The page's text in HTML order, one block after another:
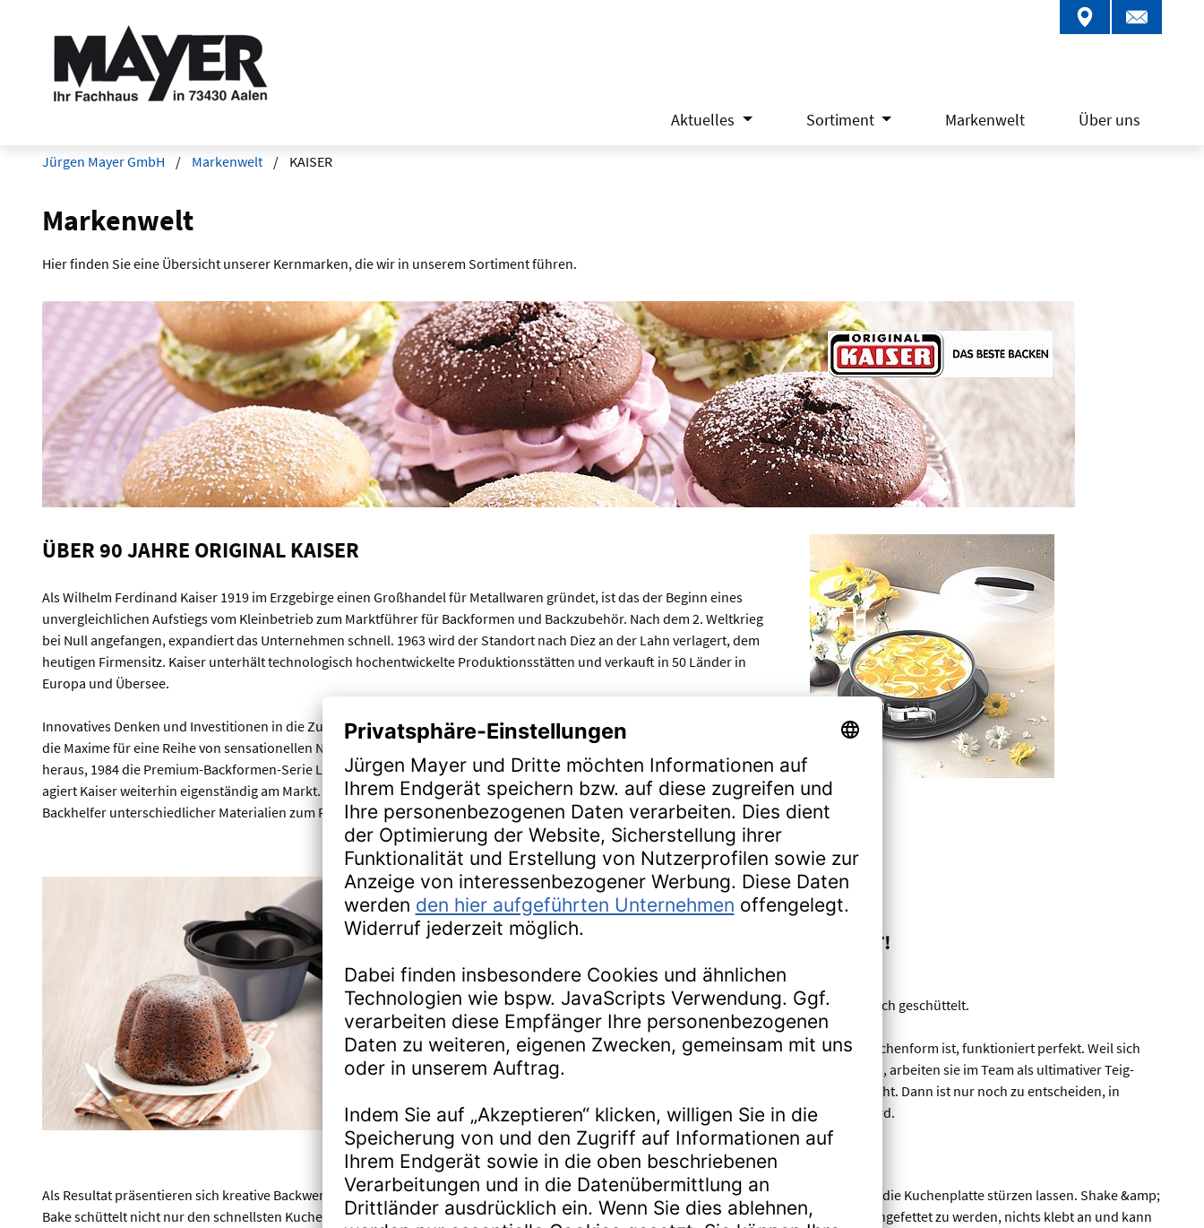
Aktuelles Sortiment Markenwelt Über uns
Jürgen Mayer GmbH Markenwelt KAISER
Markenwelt
Hier finden Sie eine Übersicht unserer Kernmarken, die wir in unserem Sortiment führen.
ÜBER 90 JAHRE ORIGINAL KAISER
Als Wilhelm Ferdinand Kaiser 1919 im Erzgebirge einen Großhandel für Metallwaren gründet, ist das der Beginn eines
unvergleichlichen Aufstiegs vom Kleinbetrieb zum Marktführer für Backformen und Backzubehör. Nach dem 2. Weltkrieg
bei Null angefangen, expandiert das Unternehmen schnell. 1963 wird der Standort nach Diez an der Lahn verlagert, dem
heutigen Firmensitz. Kaiser unterhält technologisch hochentwickelte Produktionsstätten und verkauft in 50 Länder in
Europa und Übersee.
Innovatives Denken und Investitionen in die Zukunft, gekoppelt an langjährige Erfahrung und technisches Know-how, sind
die Maxime für eine Reihe von sensationellen Neuentwicklungen: 1968 bringt Kaiser die erste teflonbeschichtete Backform
heraus, 1984 die Premium-Backformen-Serie La Forme. Auch nachdem die WMF AG die Geschäftsanteile 2002 übernimmt,
agiert Kaiser weiterhin eigenständig am Markt. Inzwischen gehören Backformen in allen Varianten, Ausstecher und
Backhelfer unterschiedlicher Materialien zum Repertoire.
SHAKE & BAKE
KUCHEN WIRD JETZT GESCHÜTTELT, NICHT GERÜHRT!
Jetzt kommt Bewegung in die Kuchenbäckerei!
Wo sonst Schüssel, Rührlöffel und Mixer im Einsatz sind, wird künftig nur noch geschüttelt.
Schütteln, backen – fertig: Der Trick mit der Teigschüssel, die gleichzeitig Kuchenform ist, funktioniert perfekt. Weil sich
Becherform und Rosette passgenau zusammen-setzen und zudrehen lassen, arbeiten sie im Team als ultimativer Teig-
Shaker. Mehl, Eier, flüssige Butter und Zucker sind in zehn Sekunden gemischt. Dann ist nur noch zu entscheiden, in
welcher Form der Kuchen in den Ofen geschoben und fix fertig gebacken wird.
Als Resultat präsentieren sich kreative Backwerke, die sich dank hochwertiger Antihaftbeschichtung problemlos aus der Form lösen und auf die Kuchenplatte stürzen lassen. Shake &amp;
Bake schüttelt nicht nur den schnellsten Kuchen der Welt aus der Hand, auch die Reinigung ist spielend leicht: Die Backform braucht nicht eingefettet zu werden, nichts klebt an und kann